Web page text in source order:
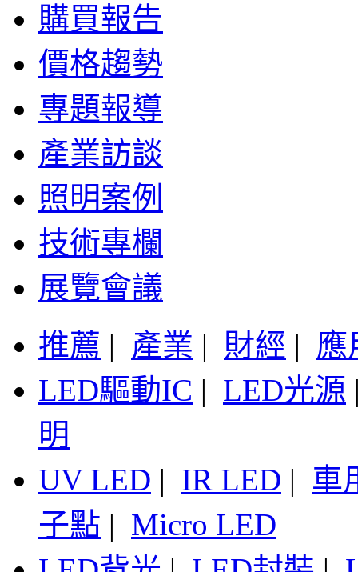
購買報告
價格趨勢
專題報導
產業訪談
照明案例
技術專欄
展覽會議
推薦 | 產業 | 財經 | 應
LED驅動IC | LED光源
明
UV LED | IR LED | 車
子點 | Micro LED